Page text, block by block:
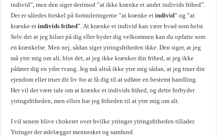
individ”, men den siger derimod ”at ikke krænke et andet individs frihed”.
Der er således forskel på formuleringerne ”at krænke etindivid” og ”at
krænke etindivids frihed”. At krænke et individ kan være hvad som helst.
Selv det at jeg hilser på dig eller byder dig velkommen kan du opfatte som
en krænkelse. Men nej, sådan siger ytringsfriheden ikke. Den siger, at jeg
må ytre mig om alt, blot det, at jeg ikke krænker din frihed, at jeg ikke
påfører dig en ydre tvang. Jeg må altså ikke ytre mig sådan, at jeg truer din
ejendom eller truer dit liv for at få dig til at udføre en bestemt handling.
Her vil der være tale om at krænke et individs frihed, og dette forbyder
ytringsfriheden, men ellers har jeg friheden til at ytre mig om alt.
I vil senere blive chokeret over hvilke ytringer ytringsfriheden tillader.
Ytringer der ødelægger mennesker og samfund.